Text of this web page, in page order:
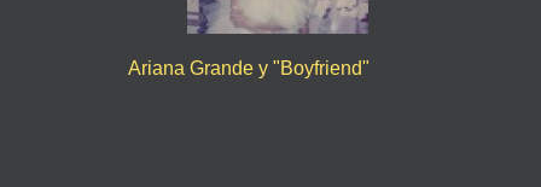
Ariana Grande y "Boyfriend"